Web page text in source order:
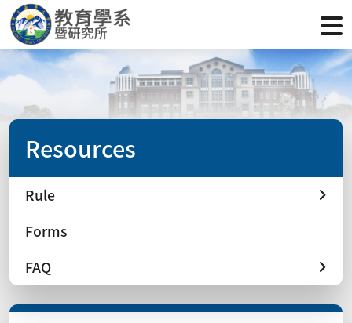
Resources
Rule
Forms
FAQ